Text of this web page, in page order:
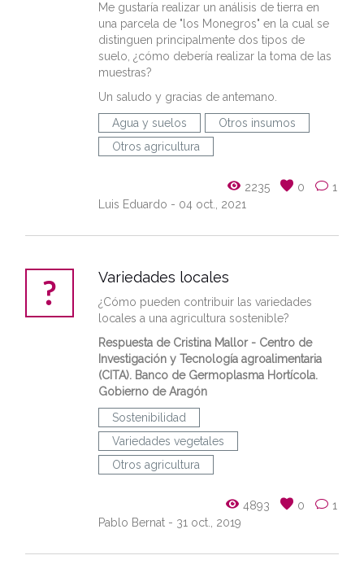
Me gustaría realizar un análisis de tierra en
una parcela de "los Monegros" en la cual se
distinguen principalmente dos tipos de
suelo, ¿cómo debería realizar la toma de las
muestras?
Un saludo y gracias de antemano.
Agua y suelos
Otros insumos
Otros agricultura
2235 0
1
Luis Eduardo - 04 oct., 2021
Variedades locales
¿Cómo pueden contribuir las variedades
locales a una agricultura sostenible?
Respuesta de Cristina Mallor - Centro de
Investigación y Tecnología agroalimentaria
(CITA). Banco de Germoplasma Hortícola.
Gobierno de Aragón
Sostenibilidad
Variedades vegetales
Otros agricultura
4893 0
1
Pablo Bernat - 31 oct., 2019